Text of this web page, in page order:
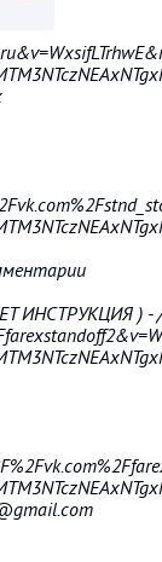
ИНСТРУКЦИЯ ) -